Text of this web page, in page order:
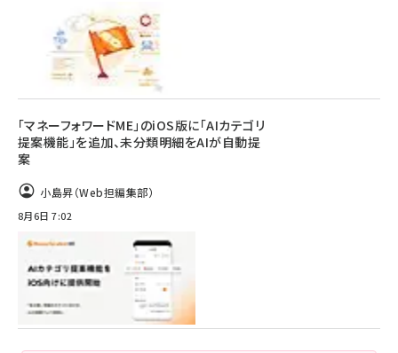
「マネーフォワードME」のiOS版に「AIカテゴリ
提案機能」を追加、未分類明細をAIが自動提
案
小島昇（Web担編集部）
8月6日 7:02